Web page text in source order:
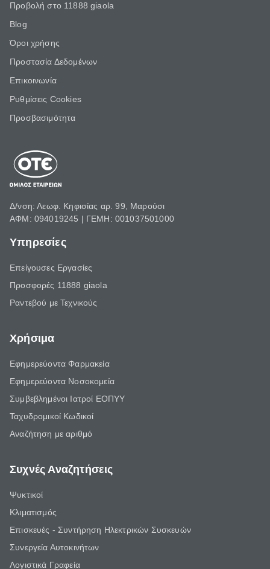
Προβολή στο 11888 giaola
Blog
Όροι χρήσης
Προστασία Δεδομένων
Επικοινωνία
Ρυθμίσεις Cookies
Προσβασιμότητα
Δ/νση: Λεωφ. Κηφισίας αρ. 99, Μαρούσι
ΑΦΜ: 094019245 | ΓΕΜΗ: 001037501000
Υπηρεσίες
Επείγουσες Εργασίες
Προσφορές 11888 giaola
Ραντεβού με Τεχνικούς
Χρήσιμα
Εφημερεύοντα Φαρμακεία
Εφημερεύοντα Νοσοκομεία
Συμβεβλημένοι Ιατροί ΕΟΠΥΥ
Ταχυδρομικοί Κωδικοί
Αναζήτηση με αριθμό
Συχνές Αναζητήσεις
Ψυκτικοί
Κλιματισμός
Επισκευές - Συντήρηση Ηλεκτρικών Συσκευών
Συνεργεία Αυτοκινήτων
Λογιστικά Γραφεία